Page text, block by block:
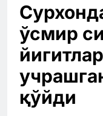
ўсмир
қўйди